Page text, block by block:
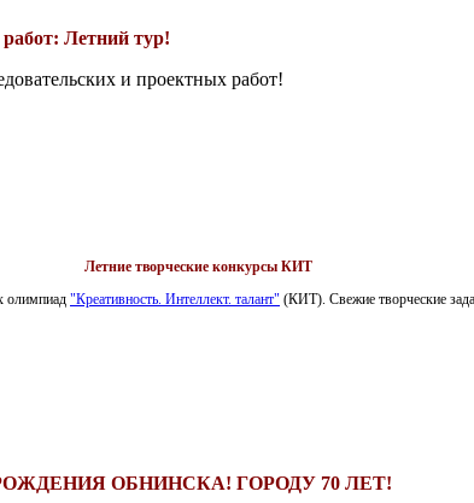
Летний тур!
и проектных работ!
Летние творческие конкурсы КИТ
олимпиад "Креативность. Интеллект. талант" (КИТ). Свежие творческие
ОБНИНСКА! ГОРОДУ 70 ЛЕТ!